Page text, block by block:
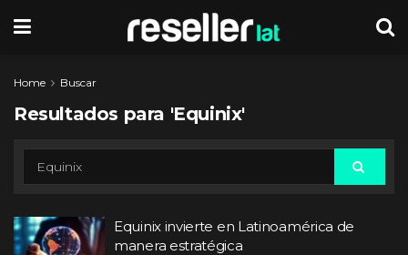
Home Buscar
Resultados para 'Equinix'
Equinix invierte en Latinoamérica de
manera estratégica